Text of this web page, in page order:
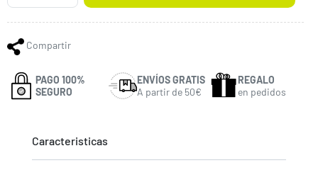
Compartir
PAGO 100%
SEGURO
ENVÍOS GRATIS
A partir de 50€
REGALO
en pedidos
Caracteristicas